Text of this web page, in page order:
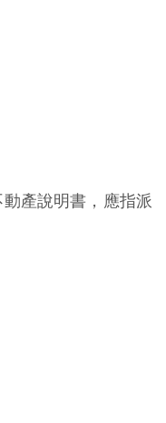
產說明書，應指派